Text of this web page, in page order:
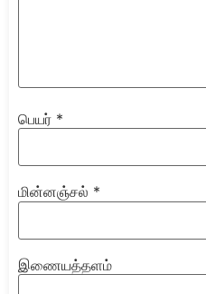
பெயர் *
மின்னஞ்சல் *
இணையத்தளம்